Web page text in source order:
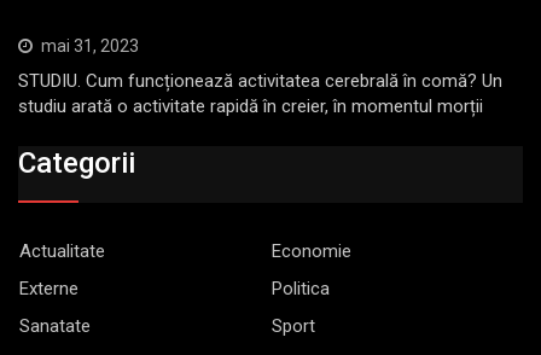
mai 31, 2023
STUDIU. Cum funcționează activitatea cerebrală în comă? Un
studiu arată o activitate rapidă în creier, în momentul morții
Categorii
Actualitate
Economie
Externe
Politica
Sanatate
Sport